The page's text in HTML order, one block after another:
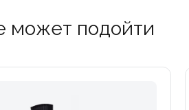
может подойти